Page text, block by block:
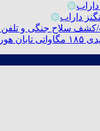
۞
داراب۞
کشف سلاح جنگی و تلفن